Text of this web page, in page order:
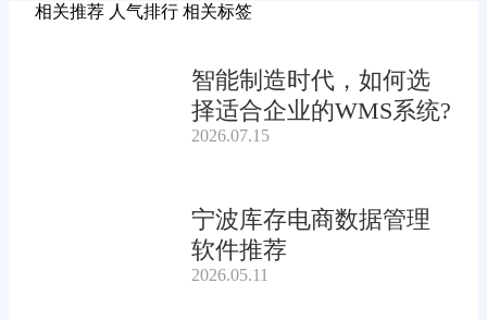
相关推荐 人气排行 相关标签
智能制造时代，如何选
择适合企业的WMS系统?
2026.07.15
宁波库存电商数据管理
软件推荐
2026.05.11